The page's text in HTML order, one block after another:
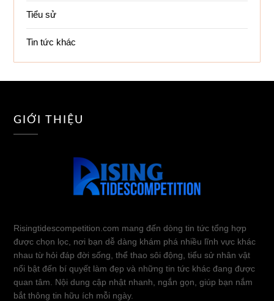
Tiểu sử
Tin tức khác
GIỚI THIỆU
Risingtidescompetition.com mang đến dòng tin tức tổng hợp
được chọn lọc, nơi bạn dễ dàng khám phá nhiều lĩnh vực khác
nhau từ hỏi đáp đời sống, thể thao sôi động, tiểu sử nhân vật
nổi bật đến bí quyết làm đẹp và những tin tức khác đang được
quan tâm. Nội dung cập nhật nhanh, ngắn gọn, giúp bạn nắm
bắt thông tin hữu ích mỗi ngày.